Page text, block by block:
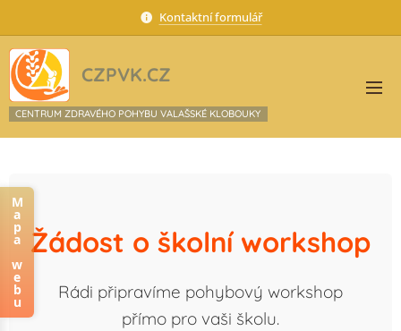
Kontaktní formulář
CZPVK.CZ
CENTRUM ZDRAVÉHO POHYBU VALAŠSKÉ KLOBOUKY
Žádost o školní workshop
Rádi připravíme pohybový workshop
přímo pro vaši školu.
M
a
p
a
w
e
b
u